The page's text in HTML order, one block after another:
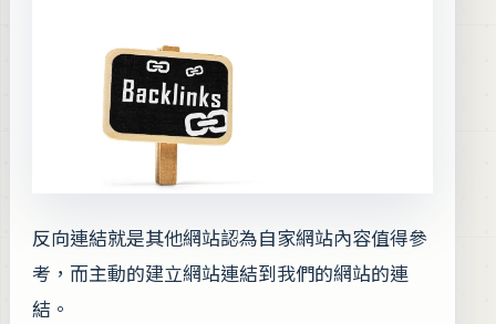
反向連結就是其他網站認為自家網站內容值得參
考，而主動的建立網站連結到我們的網站的連
結。